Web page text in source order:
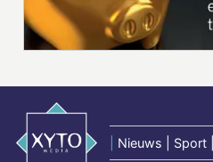
Nieuws | Sport